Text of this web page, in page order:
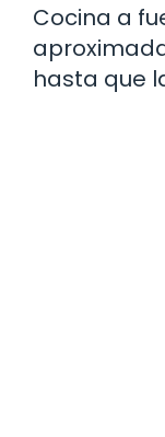
Cocina a
hasta que